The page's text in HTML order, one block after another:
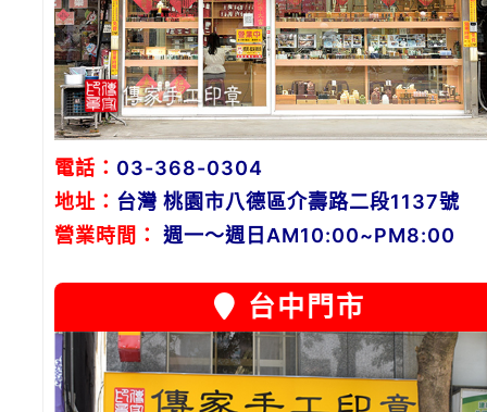
電話： 03-368-0304
地址： 台灣 桃園市八德區介壽路二段1137號
營業時間：
週一～週日AM10:00~PM8:00
台中門市